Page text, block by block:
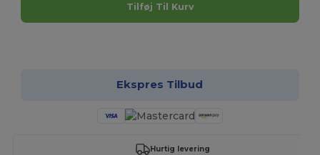
Tilføj Til Kurv
Ekspres Tilbud
Hurtig levering